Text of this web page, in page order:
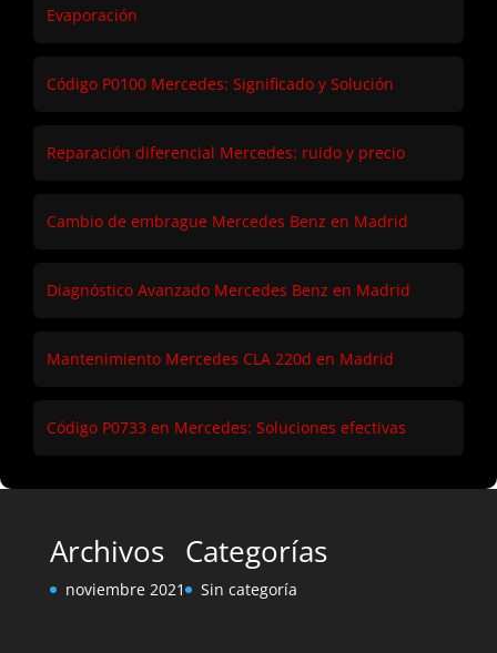
Evaporación
Código P0100 Mercedes: Significado y Solución
Reparación diferencial Mercedes: ruido y precio
Cambio de embrague Mercedes Benz en Madrid
Diagnóstico Avanzado Mercedes Benz en Madrid
Mantenimiento Mercedes CLA 220d en Madrid
Código P0733 en Mercedes: Soluciones efectivas
Archivos
noviembre 2021
Categorías
Sin categoría